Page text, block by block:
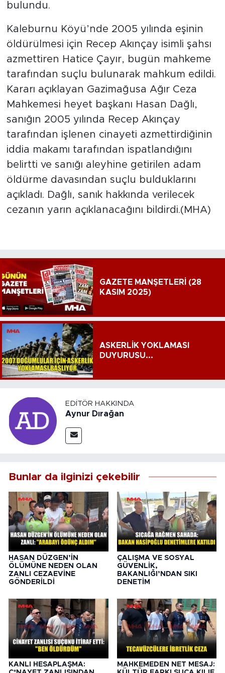
bulundu.
Kaleburnu Köyü’nde 2005 yılında eşinin
öldürülmesi için Recep Akınçay isimli şahsı
azmettiren Hatice Çayır, bugün mahkeme
tarafından suçlu bulunarak mahkum edildi.
Kararı açıklayan Gazimağusa Ağır Ceza
Mahkemesi heyet başkanı Hasan Dağlı,
sanığın 2005 yılında Recep Akınçay
tarafından işlenen cinayeti azmettirdiğinin
iddia makamı tarafından ispatlandığını
belirtti ve sanığı aleyhine getirilen adam
öldürme davasından suçlu bulduklarını
açıkladı. Dağlı, sanık hakkında verilecek
cezanın yarın açıklanacağını bildirdi.(MHA)
GAZETE MANŞETLERİ (28
KASIM 2025)
ASKERLİK YOKLAMASI
DUYURUSU...
EDITÖR HAKKINDA
Aynur Dırağan
Bunlar da ilginizi çekebilir
HASAN DÜZGEN’İN
ÖLÜMÜNE NEDEN OLAN
ZANLI CEZAEVİNE
GÖNDERİLDİ
ÇALIŞMA VE SOSYAL
GÜVENLİK,
BAKANLIĞI’NDAN SIKI
DENETİM
KANLI HESAPLAŞMA:
MAHKEMEDEN NET MESAJ: